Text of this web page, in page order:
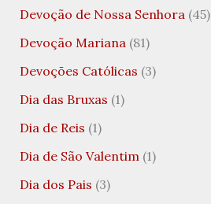
Devoção de Nossa Senhora(45)
Devoção Mariana(81)
Devoções Católicas (3)
Dia das Bruxas (1)
Dia de Reis (1)
Dia de São Valentim(1)
Dia dos Pais (3)